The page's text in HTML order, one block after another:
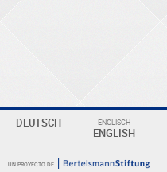
DEUTSCH ENGLISCH
ENGLISH
UN PROYECTO DE
Eine